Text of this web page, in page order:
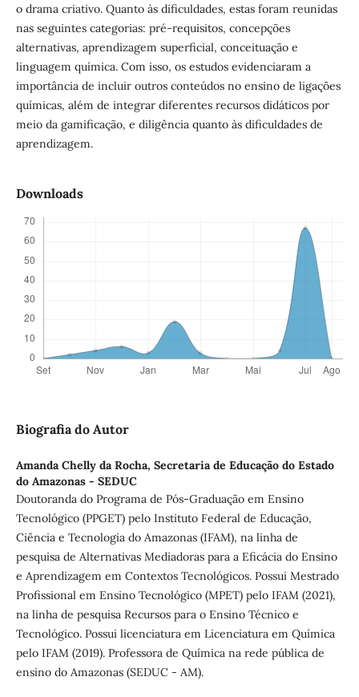
o drama criativo. Quanto às dificuldades, estas foram reunidas
nas seguintes categorias: pré-requisitos, concepções
alternativas, aprendizagem superficial, conceituação e
linguagem química. Com isso, os estudos evidenciaram a
importância de incluir outros conteúdos no ensino de ligações
químicas, além de integrar diferentes recursos didáticos por
meio da gamificação, e diligência quanto às dificuldades de
aprendizagem.
Downloads
Biografia do Autor
Amanda Chelly da Rocha, Secretaria de Educação do Estado
do Amazonas - SEDUC
Doutoranda do Programa de Pós-Graduação em Ensino
Tecnológico (PPGET) pelo Instituto Federal de Educação,
Ciência e Tecnologia do Amazonas (IFAM), na linha de
pesquisa de Alternativas Mediadoras para a Eficácia do Ensino
e Aprendizagem em Contextos Tecnológicos. Possui Mestrado
Profissional em Ensino Tecnológico (MPET) pelo IFAM (2021),
na linha de pesquisa Recursos para o Ensino Técnico e
Tecnológico. Possui licenciatura em Licenciatura em Química
pelo IFAM (2019). Professora de Química na rede pública de
ensino do Amazonas (SEDUC - AM).